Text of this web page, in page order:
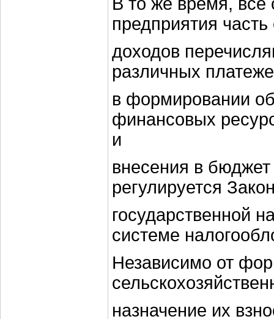
предприятия часть
доходов
различных
в формировании
финансовых
и
внесения в
регулируется
государственной
системе
Независимо от
назначение их